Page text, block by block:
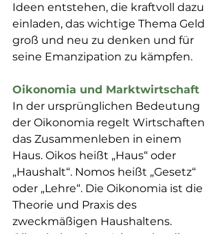
Ideen entstehen, die kraftvoll dazu
einladen, das wichtige Thema Geld
groß und neu zu denken und für
seine Emanzipation zu kämpfen.
Oikonomia und Marktwirtschaft
In der ursprünglichen Bedeutung
der Oikonomia regelt Wirtschaften
das Zusammenleben in einem
Haus. Oikos heißt „Haus“ oder
„Haushalt“. Nomos heißt „Gesetz“
oder „Lehre“. Die Oikonomia ist die
Theorie und Praxis des
zweckmäßigen Haushaltens.